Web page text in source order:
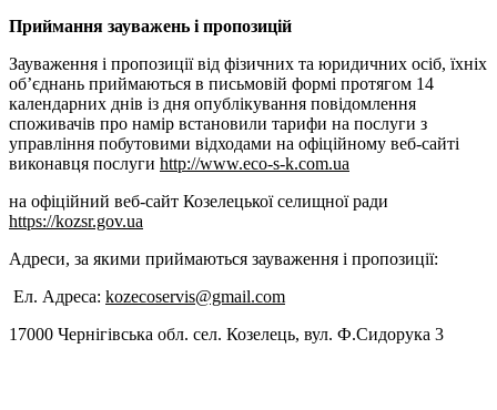
Приймання зауважень і пропозицій
Зауваження і пропозиції від фізичних та юридичних осіб, їхніх
об’єднань приймаються в письмовій формі протягом 14
календарних днів із дня опублікування повідомлення
споживачів про намір встановили тарифи на послуги з
управління побутовими відходами на офіційному веб-сайті
виконавця послуги http://www.eco-s-k.com.ua
на офіційний веб-сайт Козелецької селищної ради
https://kozsr.gov.ua
Адреси, за якими приймаються зауваження і пропозиції:
Ел. Адреса: kozecoservis@gmail.com
17000 Чернігівська обл. сел. Козелець, вул. Ф.Сидорука 3